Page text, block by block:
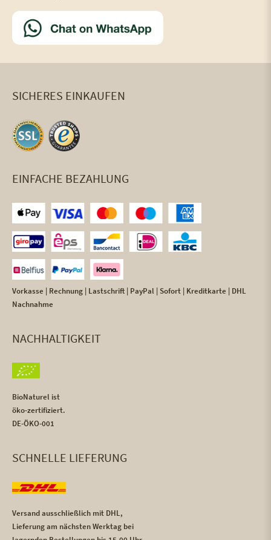
SICHERES EINKAUFEN
EINFACHE BEZAHLUNG
Vorkasse | Rechnung | Lastschrift | PayPal | Sofort | Kreditkarte | DHL
Nachnahme
NACHHALTIGKEIT
BioNaturel ist
öko-zertifiziert.
DE-ÖKO-001
SCHNELLE LIEFERUNG
Versand ausschließlich mit DHL,
Lieferung am nächsten Werktag bei